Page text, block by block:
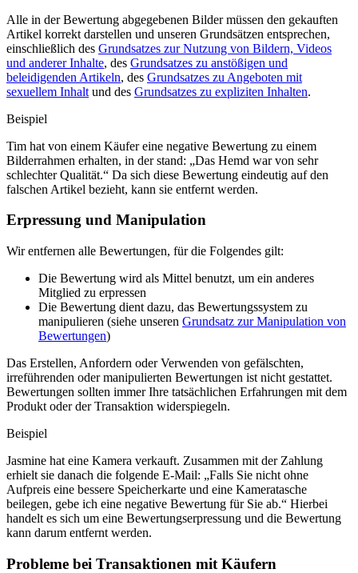
Alle in der Bewertung abgegebenen Bilder müssen den gekauften
Artikel korrekt darstellen und unseren Grundsätzen entsprechen,
einschließlich des Grundsatzes zur Nutzung von Bildern, Videos
und anderer Inhalte, des Grundsatzes zu anstößigen und
beleidigenden Artikeln, des Grundsatzes zu Angeboten mit
sexuellem Inhalt und des Grundsatzes zu expliziten Inhalten.
Beispiel
Tim hat von einem Käufer eine negative Bewertung zu einem
Bilderrahmen erhalten, in der stand: „Das Hemd war von sehr
schlechter Qualität.“ Da sich diese Bewertung eindeutig auf den
falschen Artikel bezieht, kann sie entfernt werden.
Erpressung und Manipulation
Wir entfernen alle Bewertungen, für die Folgendes gilt:
Die Bewertung wird als Mittel benutzt, um ein anderes
Mitglied zu erpressen
Die Bewertung dient dazu, das Bewertungssystem zu
manipulieren (siehe unseren Grundsatz zur Manipulation von
Bewertungen)
Das Erstellen, Anfordern oder Verwenden von gefälschten,
irreführenden oder manipulierten Bewertungen ist nicht gestattet.
Bewertungen sollten immer Ihre tatsächlichen Erfahrungen mit dem
Produkt oder der Transaktion widerspiegeln.
Beispiel
Jasmine hat eine Kamera verkauft. Zusammen mit der Zahlung
erhielt sie danach die folgende E-Mail: „Falls Sie nicht ohne
Aufpreis eine bessere Speicherkarte und eine Kameratasche
beilegen, gebe ich eine negative Bewertung für Sie ab.“ Hierbei
handelt es sich um eine Bewertungserpressung und die Bewertung
kann darum entfernt werden.
Probleme bei Transaktionen mit Käufern